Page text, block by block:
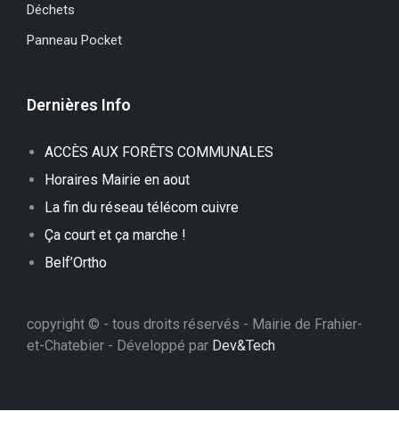
Déchets
Panneau Pocket
Dernières Info
ACCÈS AUX FORÊTS COMMUNALES
Horaires Mairie en aout
La fin du réseau télécom cuivre
Ça court et ça marche !
Belf’Ortho
copyright © - tous droits réservés - Mairie de Frahier-
et-Chatebier - Développé par Dev&Tech